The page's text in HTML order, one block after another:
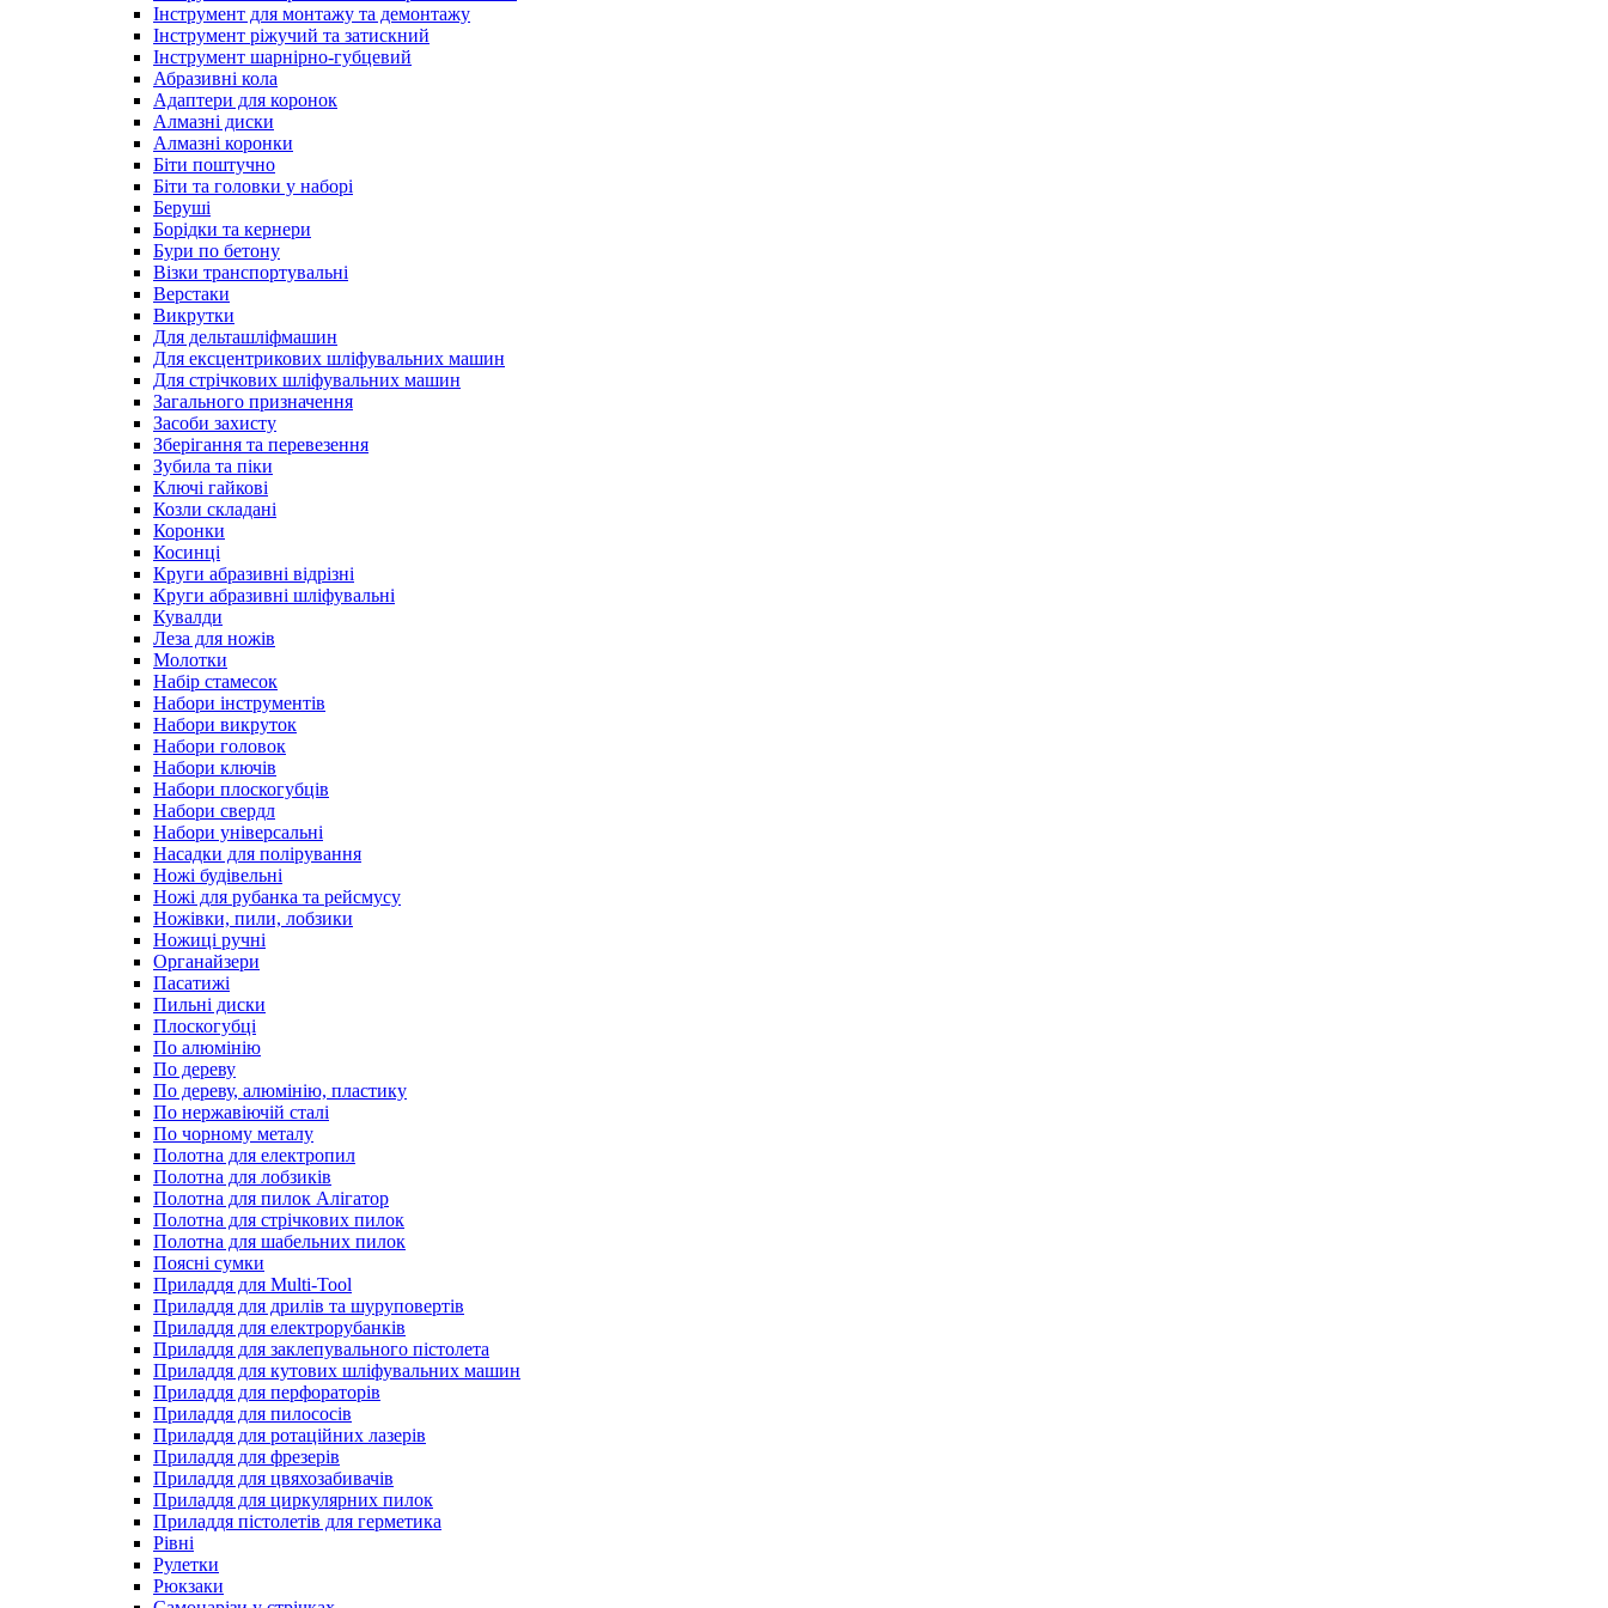
Інструмент для монтажу та демонтажу
Інструмент ріжучий та затискний
Інструмент шарнірно-губцевий
Абразивні кола
Адаптери для коронок
Алмазні диски
Алмазні коронки
Біти поштучно
Біти та головки у наборі
Беруші
Борідки та кернери
Бури по бетону
Візки транспортувальні
Верстаки
Викрутки
Для дельташліфмашин
Для ексцентрикових шліфувальних машин
Для стрічкових шліфувальних машин
Загального призначення
Засоби захисту
Зберігання та перевезення
Зубила та піки
Ключі гайкові
Козли складані
Коронки
Косинці
Круги абразивні відрізні
Круги абразивні шліфувальні
Кувалди
Леза для ножів
Молотки
Набір стамесок
Набори інструментів
Набори викруток
Набори головок
Набори ключів
Набори плоскогубців
Набори свердл
Набори універсальні
Насадки для полірування
Ножі будівельні
Ножі для рубанка та рейсмусу
Ножівки, пили, лобзики
Ножиці ручні
Органайзери
Пасатижі
Пильні диски
Плоскогубці
По алюмінію
По дереву
По дереву, алюмінію, пластику
По нержавіючій сталі
По чорному металу
Полотна для електропил
Полотна для лобзиків
Полотна для пилок Алігатор
Полотна для стрічкових пилок
Полотна для шабельних пилок
Поясні сумки
Приладдя для Multi-Tool
Приладдя для дрилів та шуруповертів
Приладдя для електрорубанків
Приладдя для заклепувального пістолета
Приладдя для кутових шліфувальних машин
Приладдя для перфораторів
Приладдя для пилососів
Приладдя для ротаційних лазерів
Приладдя для фрезерів
Приладдя для цвяхозабивачів
Приладдя для циркулярних пилок
Приладдя пістолетів для герметика
Рівні
Рулетки
Рюкзаки